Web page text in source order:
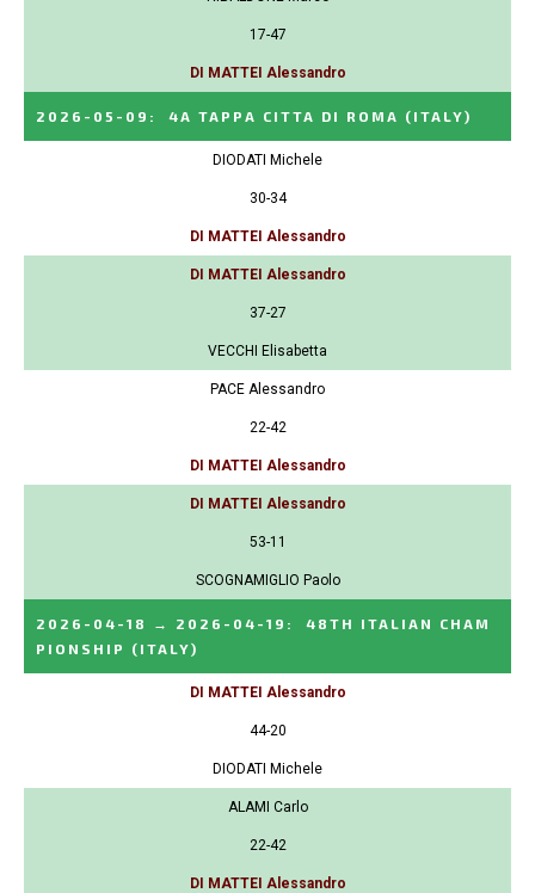
17-47
DI MATTEI Alessandro
2026-05-09 : 4A TAPPA CITTA DI ROMA (ITALY)
DIODATI Michele
30-34
DI MATTEI Alessandro
DI MATTEI Alessandro
37-27
VECCHI Elisabetta
PACE Alessandro
22-42
DI MATTEI Alessandro
DI MATTEI Alessandro
53-11
SCOGNAMIGLIO Paolo
2026-04-18 → 2026-04-19 :
48TH ITALIAN CHAM
PIONSHIP
(ITALY)
DI MATTEI Alessandro
44-20
DIODATI Michele
ALAMI Carlo
22-42
DI MATTEI Alessandro